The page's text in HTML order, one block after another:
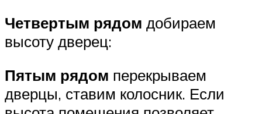
Четвертым рядом добираем
высоту дверец:
Пятым рядом перекрываем
дверцы, ставим колосник. Если